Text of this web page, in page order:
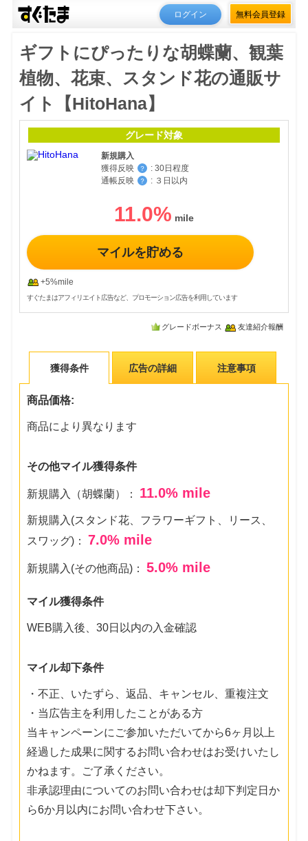
ログイン 無料会員登録
ギフトにぴったりな胡蝶蘭、観葉
植物、花束、スタンド花の通販サ
イト【HitoHana】
グレード対象
新規購入
獲得反映
？ : 30日程度
通帳反映
？ : ３日以内
11.0%
マイルを貯める
+5%mile
すぐたまはアフィリエイト広告など、プロモーション広告を利用しています
グレードボーナス 友達紹介報酬
獲得条件 広告の詳細 注意事項
商品価格:
商品により異なります
その他マイル獲得条件
新規購入（胡蝶蘭）： 11.0% mile
新規購入(スタンド花、フラワーギフト、リース、
スワッグ)： 7.0% mile
新規購入(その他商品)：5.0% mile
マイル獲得条件
WEB購入後、30日以内の入金確認
マイル却下条件
・不正、いたずら、返品、キャンセル、重複注文
・当広告主を利用したことがある方
当キャンペーンにご参加いただいてから6ヶ月以上
経過した成果に関するお問い合わせはお受けいたし
かねます。ご了承ください。
非承認理由についてのお問い合わせは却下判定日か
ら6か月以内にお問い合わせ下さい。